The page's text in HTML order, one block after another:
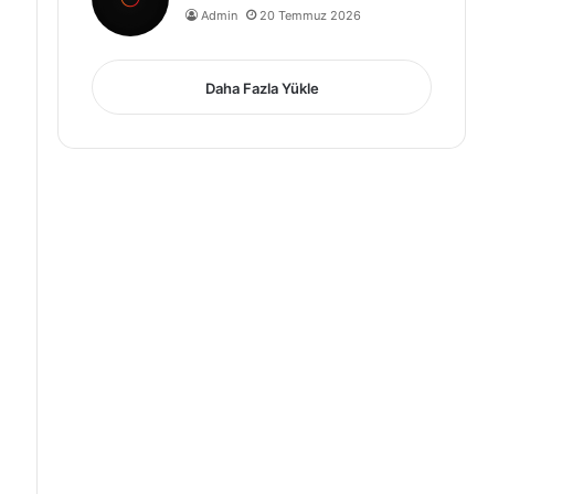
Admin 20 Temmuz 2026
Daha Fazla Yükle